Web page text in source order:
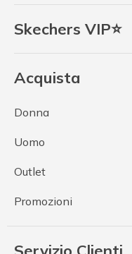
Skechers VIP⭐
Acquista
Donna
Uomo
Outlet
Promozioni